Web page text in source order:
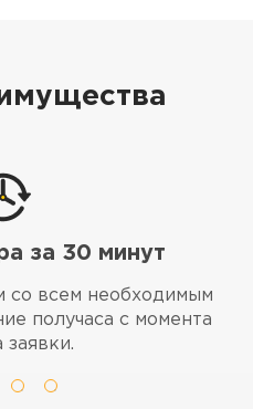
за 30 минут
со всем необходимым
получаса с момента
заявки.